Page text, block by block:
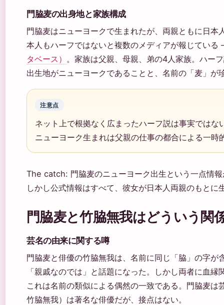
門脇麦の出身地と家族構成
門脇麦はニューヨークで生まれたが、両親ともに日本
本人もハーフではないと複数のメディアが報じてい
タベース） 。家族は父親、母親、弟の4人家族。ハー
出生地がニューヨークであることと、名前の「麦」が
注意点
ネット上で根拠なく広まったハーフ説は事実では
ニューヨーク生まれは父親の仕事の都合による一時
The catch: 門脇麦のニューヨーク出生という一点情
しかし公式情報はすべて、彼女が日本人両親のもとに
門脇麦と竹脇無我はどういう関
芸名の由来に関する噂
門脇麦と俳優の竹脇無我は、名前に同じ「脇」の字が
「親戚なのでは」と話題になった。しかし両者に血
これは名前の類似による偶然の一致である。門脇麦
竹脇無我）は著名な俳優だが、接点はない。